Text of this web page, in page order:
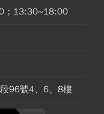
；13:30~18:00
96號4、6、8樓